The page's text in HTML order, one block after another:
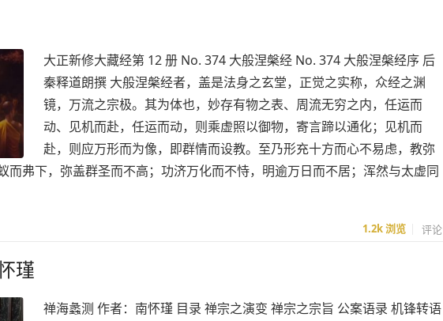
大正新修大藏经第 12 册 No. 374 大般涅槃经 No. 374 大般涅槃经序 后
秦释道朗撰 大般涅槃经者，盖是法身之玄堂，正觉之实称，众经之渊
镜，万流之宗极。其为体也，妙存有物之表、周流无穷之内，任运而
动、见机而赴，任运而动，则乘虚照以御物，寄言蹄以通化；见机而
赴，则应万形而为像，即群情而设教。至乃形充十方而心不易虑，教弥
而弗下，弥盖群圣而不高；功济万化而不恃，明逾万日而不居；浑然与太虚同
1.2k浏览 评论
瑾
禅海蠡测 作者：南怀瑾 目录 禅宗之演变 禅宗之宗旨 公案语录 机锋转语